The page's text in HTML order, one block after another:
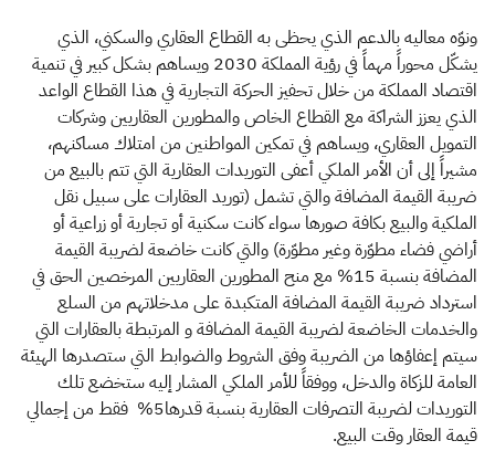
ونوّه معاليه بالدعم الذي يحظى به القطاع العقاري والسكني، الذي
يشكّل محوراً مهماً في رؤية المملكة 2030 ويساهم بشكل كبير في تنمية
اقتصاد المملكة من خلال تحفيز الحركة التجارية في هذا القطاع الواعد
الذي يعزز الشراكة مع القطاع الخاص والمطورين العقاريين وشركات
التمويل العقاري، ويساهم في تمكين المواطنين من امتلاك مساكنهم،
مشيراً إلى أن الأمر الملكي أعفى التوريدات العقارية التي تتم بالبيع من
ضريبة القيمة المضافة والتي تشمل (توريد العقارات على سبيل نقل
الملكية والبيع بكافة صورها سواء كانت سكنية أو تجارية أو زراعية أو
أراضي فضاء مطوّرة وغير مطوّرة) والتي كانت خاضعة لضريبة القيمة
المضافة بنسبة 15% مع منح المطورين العقاريين المرخصين الحق في
استرداد ضريبة القيمة المضافة المتكبدة على مدخلاتهم من السلع
والخدمات الخاضعة لضريبة القيمة المضافة و المرتبطة بالعقارات التي
سيتم إعفاؤها من الضريبة وفق الشروط والضوابط التي ستصدرها الهيئة
العامة للزكاة والدخل، ووفقاً للأمر الملكي المشار إليه ستخضع تلك
التوريدات لضريبة التصرفات العقارية بنسبة قدرها5% فقط من إجمالي
قيمة العقار وقت البيع.